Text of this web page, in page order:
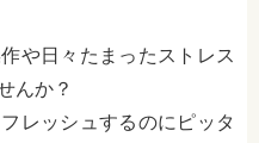
や日々たまったストレス
んか？
レッシュするのにピッタ